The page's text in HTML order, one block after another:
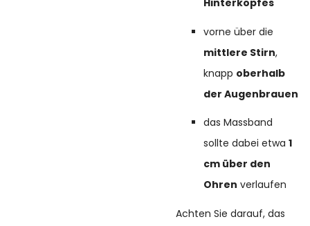
Hinterkopfes
vorne über die
mittlere Stirn,
knapp oberhalb
der Augenbrauen
das Massband
sollte dabei etwa1
cm über den
Ohren verlaufen
Achten Sie darauf, das